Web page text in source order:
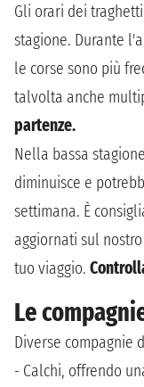
Gli orari dei
stagione. Durante
le corse sono più
talvolta anche
partenze.
Nella bassa
diminuisce e
settimana. È
aggiornati sul
tuo viaggio.
Le
Diverse compagnie
- Calchi, offrendo